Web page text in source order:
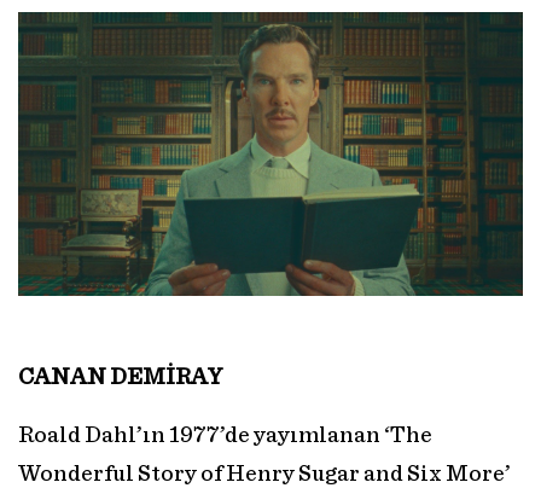
CANAN DEMİRAY
Roald Dahl’ın 1977’de yayımlanan ‘The
Wonderful Story of Henry Sugar and Six More’